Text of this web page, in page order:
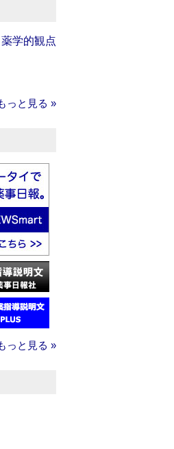
学的観点
っと見る »
っと見る »